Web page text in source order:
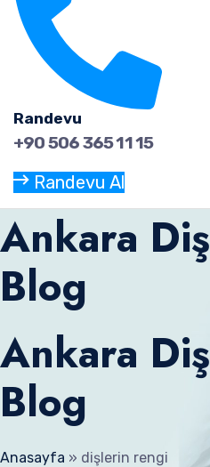
Randevu
+90 506 365 11 15
Randevu Al
Ankara
Blog
Ankara
Blog
Anasayfa » dişlerin rengi